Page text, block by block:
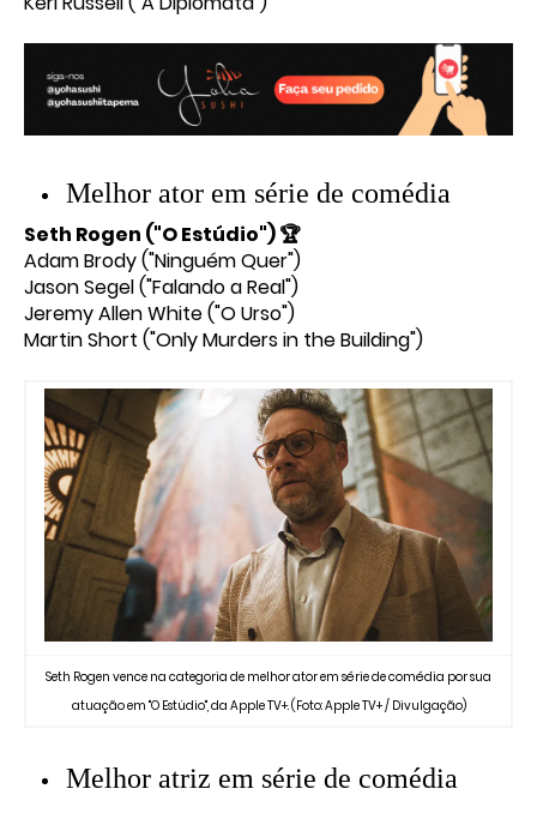
Melhor ator em série de comédia
Seth Rogen ("O Estúdio") 🏆
Adam Brody ("Ninguém Quer")
Jason Segel ("Falando a Real")
Jeremy Allen White ("O Urso")
Martin Short ("Only Murders in the Building")
Seth Rogen vence na categoria de melhor ator em série de comédia por sua
atuação em "O Estúdio", da Apple TV+. (Foto: Apple TV+ / Divulgação)
Melhor atriz em série de comédia